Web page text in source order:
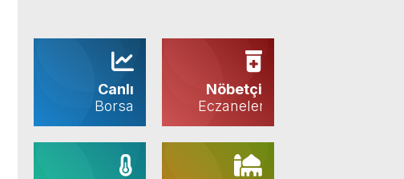
Canlı
Borsa
Nöbetçi
Eczaneler